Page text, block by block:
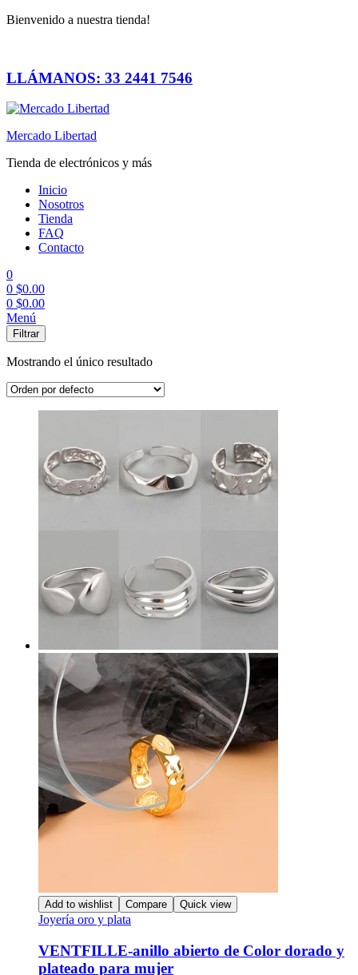
Bienvenido a nuestra tienda!
LLÁMANOS: 33 2441 7546
Mercado Libertad
Tienda de electrónicos y más
Inicio
Nosotros
Tienda
FAQ
Contacto
0
0 $0.00
0 $0.00
Menú
Filtrar
Mostrando el único resultado
Add to wishlist Compare Quick view
Joyería oro y plata
VENTFILLE-anillo abierto de Color dorado y
plateado para mujer